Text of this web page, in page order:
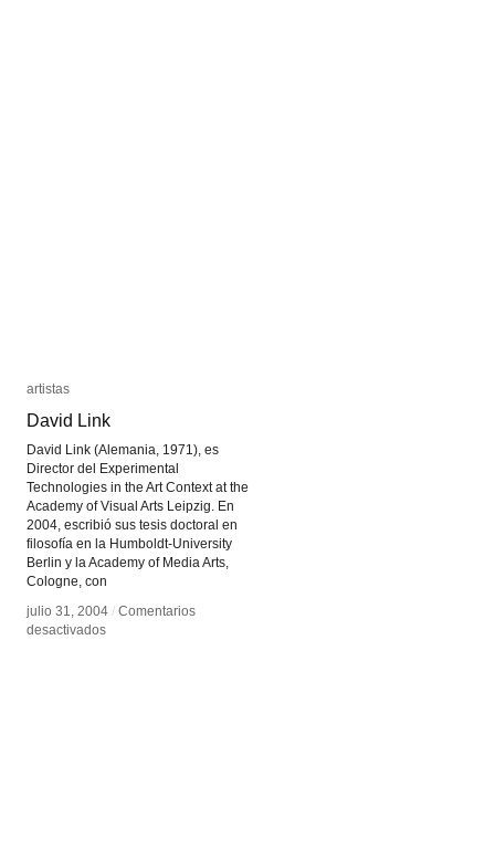
artistas
David Link
David Link (Alemania, 1971), es
Director del Experimental
Technologies in the Art Context at the
Academy of Visual Arts Leipzig. En
2004, escribió sus tesis doctoral en
filosofía en la Humboldt-University
Berlin y la Academy of Media Arts,
Cologne, con
julio 31, 2004 / Comentarios
desactivadosen
artistas
David Link
julio 31, 2004 / Comentarios
desactivadosen